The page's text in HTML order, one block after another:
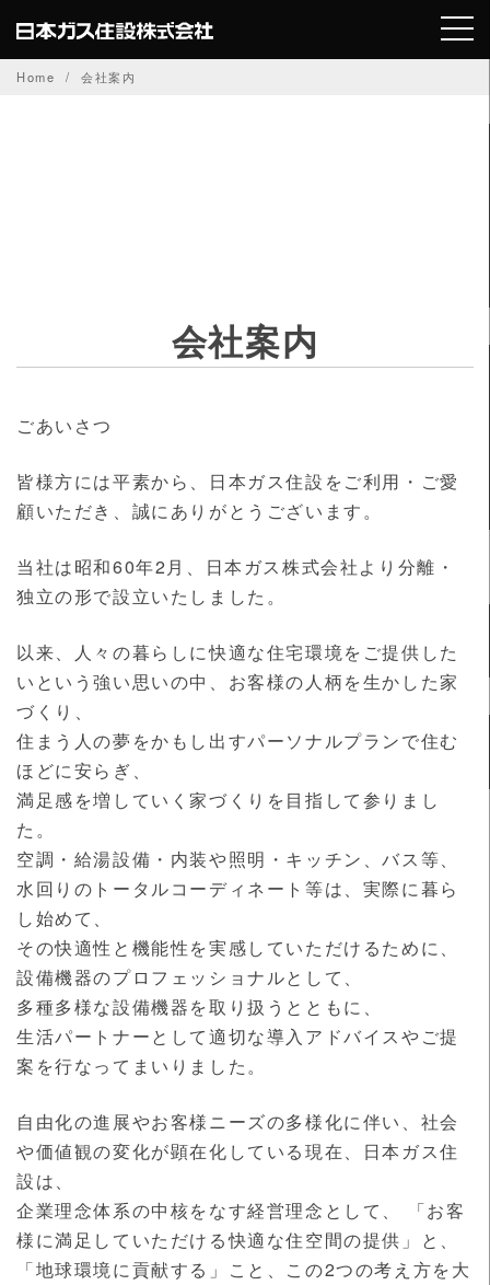
to
content
Home 会社案内
会社案内
ごあいさつ
皆様方には平素から、日本ガス住設をご利用・ご愛
顧いただき、誠にありがとうございます。
当社は昭和60年2月、日本ガス株式会社より分離・
独立の形で設立いたしました。
以来、人々の暮らしに快適な住宅環境をご提供した
いという強い思いの中、お客様の人柄を生かした家
づくり、
住まう人の夢をかもし出すパーソナルプランで住む
ほどに安らぎ、
満足感を増していく家づくりを目指して参りまし
た。
空調・給湯設備・内装や照明・キッチン、バス等、
水回りのトータルコーディネート等は、実際に暮ら
し始めて、
その快適性と機能性を実感していただけるために、
設備機器のプロフェッショナルとして、
多種多様な設備機器を取り扱うとともに、
生活パートナーとして適切な導入アドバイスやご提
案を行なってまいりました。
自由化の進展やお客様ニーズの多様化に伴い、社会
や価値観の変化が顕在化している現在、日本ガス住
設は、
企業理念体系の中核をなす経営理念として、 「お客
様に満足していただける快適な住空間の提供」と、
「地球環境に貢献する」こと、この2つの考え方を大